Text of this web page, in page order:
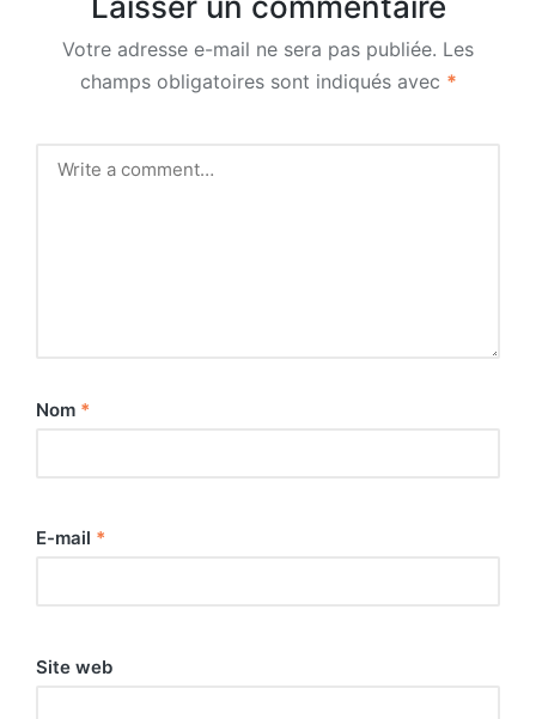
Votre adresse e-mail ne sera pas publiée. Les
champs obligatoires sont indiqués avec *
Nom *
E-mail *
Site web